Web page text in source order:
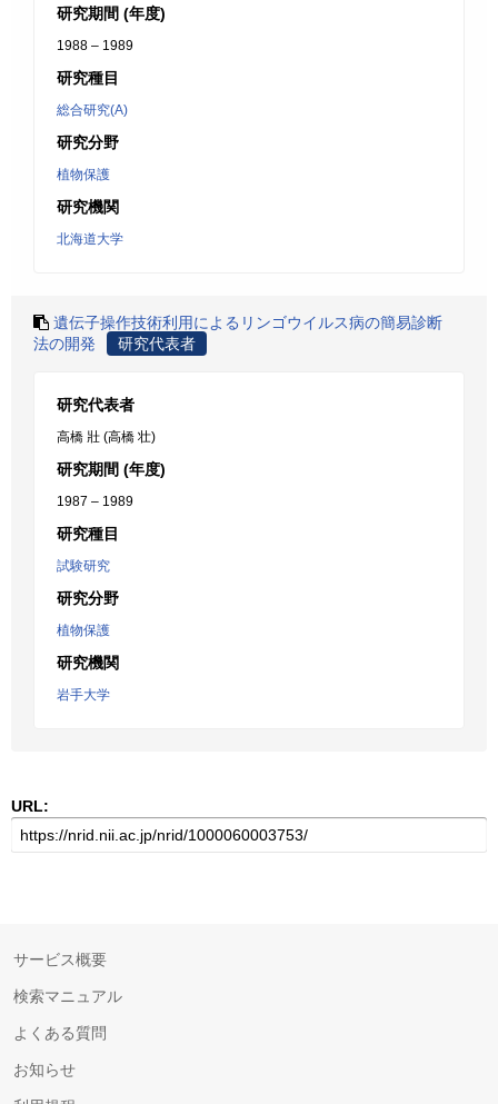
研究期間 (年度)
1988 – 1989
研究種目
総合研究(A)
研究分野
植物保護
研究機関
北海道大学
遺伝子操作技術利用によるリンゴウイルス病の簡易診断
法の開発
研究代表者
研究代表者
高橋 壯 (高橋 壮)
研究期間 (年度)
1987 – 1989
研究種目
試験研究
研究分野
植物保護
研究機関
岩手大学
URL:
サービス概要
検索マニュアル
よくある質問
お知らせ